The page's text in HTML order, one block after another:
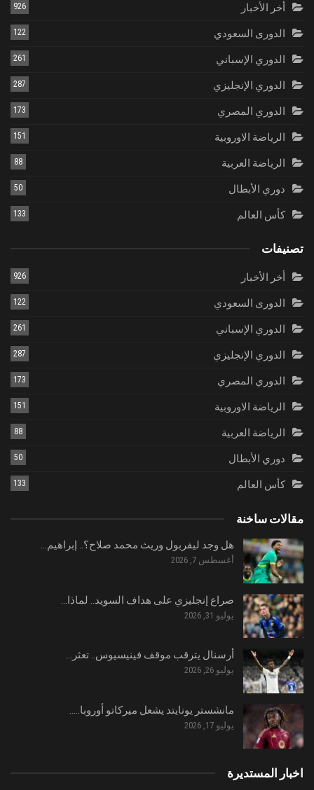
أخر الأخبار 926
الدورى السعودي 122
الدوري الإسباني 261
الدوري الإنجليزي 287
الدوري المصري 173
الرياضة الاوروبية 151
الرياضة العربية 88
دوري الأبطال 50
كأس العالم 133
تصنيفات
أخر الأخبار 926
الدورى السعودي 122
الدوري الإسباني 261
الدوري الإنجليزي 287
الدوري المصري 173
الرياضة الاوروبية 151
الرياضة العربية 88
دوري الأبطال 50
كأس العالم 133
مقالات ساخنة
هل وجد ليفربول وريث محمد صلاح؟.. إبراهيم…
أغسطس 7, 2026
صراع إنجليزي على هداف السويد.. لماذا…
يوليو 31, 2026
أرسنال يترقب موقف فينيسيوس.. تعثر…
يوليو 26, 2026
مانشستر يونايتد يشعل ميركاتو أوروبا..…
يوليو 17, 2026
اخبار المستديرة